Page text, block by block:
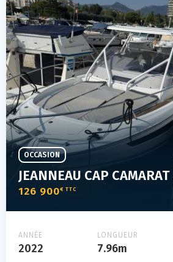
126 900€ TTC
OCCASION
ANNÉE
2022
LONGUEUR
7.96m